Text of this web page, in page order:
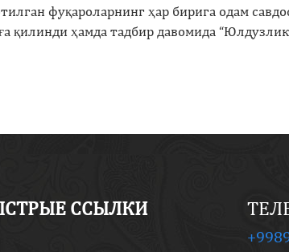
фуқароларнинг ҳар бирига одам
қилинди ҳамда тадбир давомида
ССЫЛКИ